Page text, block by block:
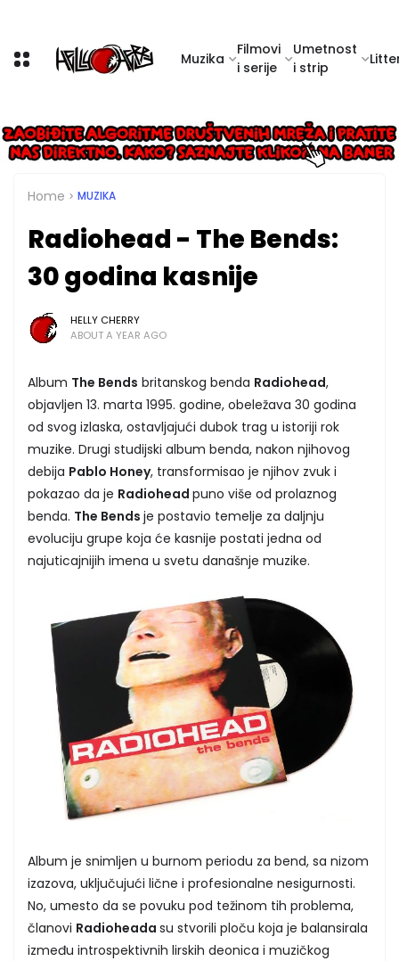
Muzika
Filmovi
i serije
Umetnost
i strip
Home MUZIKA
Radiohead - The Bends:
30 godina kasnije
HELLY CHERRY
ABOUT A YEAR AGO
Album The Bends britanskog benda Radiohead,
objavljen 13. marta 1995. godine, obeležava 30 godina
od svog izlaska, ostavljajući dubok trag u istoriji rok
muzike. Drugi studijski album benda, nakon njihovog
debija Pablo Honey, transformisao je njihov zvuk i
pokazao da je Radiohead puno više od prolaznog
benda. The Bends je postavio temelje za daljnju
evoluciju grupe koja će kasnije postati jedna od
najuticajnijih imena u svetu današnje muzike.
Album je snimljen u burnom periodu za bend, sa nizom
izazova, uključujući lične i profesionalne nesigurnosti.
No, umesto da se povuku pod težinom tih problema,
članovi Radioheada su stvorili ploču koja je balansirala
između introspektivnih lirskih deonica i muzičkog